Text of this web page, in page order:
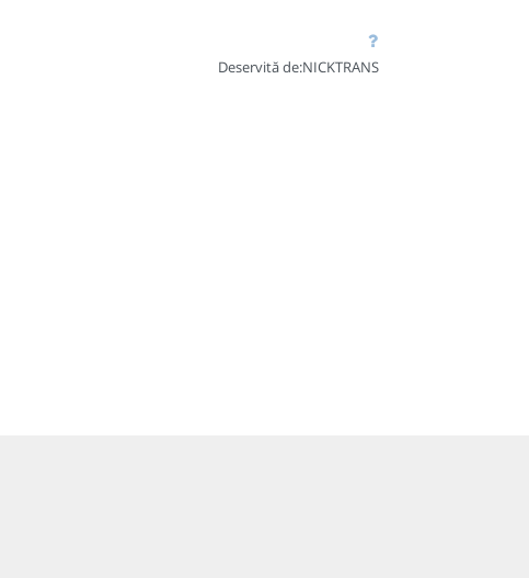
Deservită de:NICKTRANS